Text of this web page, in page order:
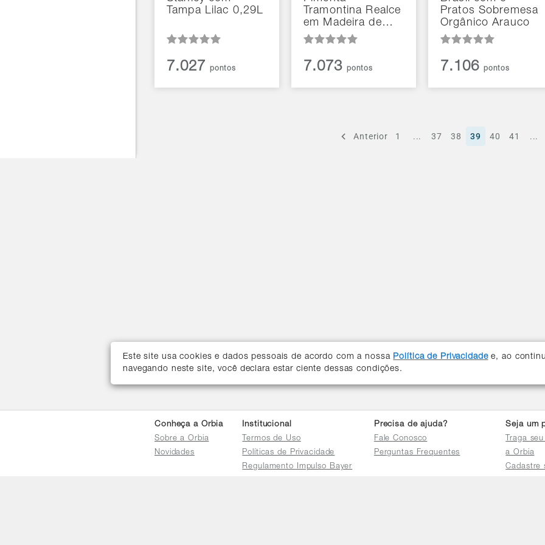
Este site usa cookies e dados pessoais de acordo com a nossa Política de Privacidadee, ao
navegando neste site, você declara estar ciente dessas condições.
Tampa Lilac 0,29L
7.027pontos
Tramontina Realce
em Madeira de…
7.073pontos
Pratos Sobremesa
Orgânico Arauco
7.106pontos
Anterior 1 ... 37 38 39 40 41 ...
Conheça a Orbia
Sobre a Orbia
Novidades
Institucional
Termos de Uso
Políticas de Privacidade
Regulamento Impulso Bayer
Precisa de ajuda?
Fale Conosco
Perguntas Frequentes
Seja um
Traga
a Orbia
Cadastre